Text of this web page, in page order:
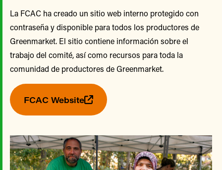
La FCAC ha creado un sitio web interno protegido con
contraseña y disponible para todos los productores de
Greenmarket. El sitio contiene información sobre el
trabajo del comité, así como recursos para toda la
comunidad de productores de Greenmarket.
FCAC Website